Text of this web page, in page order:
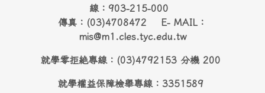
線：903-215-000
傳真：(03)4708472 E- MAIL：
mis@m1.cles.tyc.edu.tw
就學零拒絶專線：(03)4792153 分機 200
就學權益保障檢舉專線：3351589